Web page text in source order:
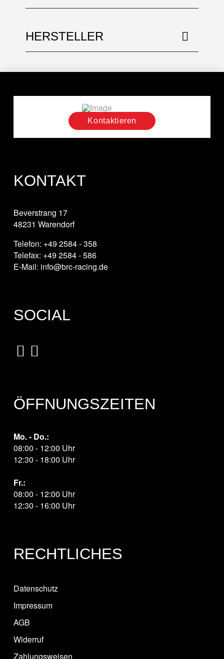
HERSTELLER
Kontaktieren
KONTAKT
Beverstrang 17
48231 Warendorf
Telefon: +49 2584 - 358
Telefax: +49 2584 - 586
E-Mail: info@brc-racing.de
SOCIAL
ÖFFNUNGSZEITEN
Mo. - Do.:
08:00 - 12:00 Uhr
12:30 - 18:00 Uhr
Fr.:
08:00 - 12:00 Uhr
12:30 - 16:00 Uhr
RECHTLICHES
Datenschutz
Impressum
AGB
Widerruf
Zahlungsweisen